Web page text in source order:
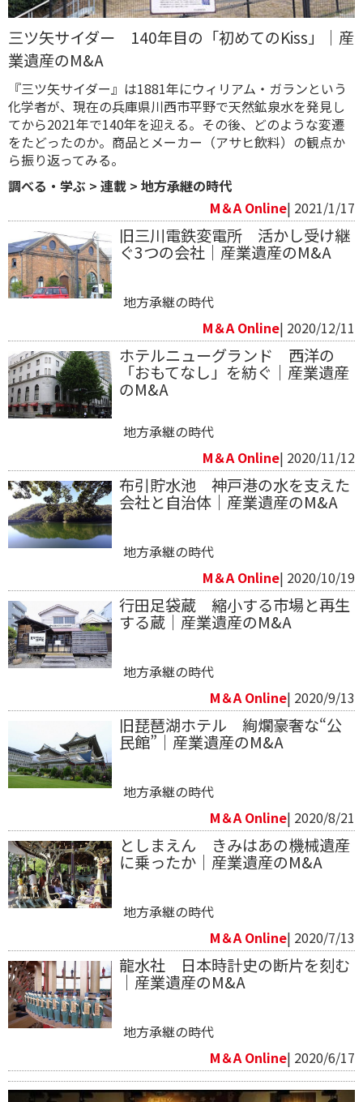
三ツ矢サイダー 140年目の「初めてのKiss」｜産
業遺産のM&A
『三ツ矢サイダー』は1881年にウィリアム・ガランという
化学者が、現在の兵庫県川西市平野で天然鉱泉水を発見し
てから2021年で140年を迎える。その後、どのような変遷
をたどったのか。商品とメーカー（アサヒ飲料）の観点か
ら振り返ってみる。
調べる・学ぶ > 連載 > 地方承継の時代
M＆A Online| 2021/1/17
旧三川電鉄変電所 活かし受け継
ぐ3つの会社｜産業遺産のM&A
地方承継の時代
M＆A Online| 2020/12/11
ホテルニューグランド 西洋の
「おもてなし」を紡ぐ｜産業遺産
のM&A
地方承継の時代
M＆A Online| 2020/11/12
布引貯水池 神戸港の水を支えた
会社と自治体｜産業遺産のM&A
地方承継の時代
M＆A Online| 2020/10/19
行田足袋蔵 縮小する市場と再生
する蔵｜産業遺産のM&A
地方承継の時代
M＆A Online| 2020/9/13
旧琵琶湖ホテル 絢爛豪奢な“公
民館”｜産業遺産のM&A
地方承継の時代
M＆A Online| 2020/8/21
としまえん きみはあの機械遺産
に乗ったか｜産業遺産のM&A
地方承継の時代
M＆A Online| 2020/7/13
​龍水社 日本時計史の断片を刻む
｜産業遺産のM&A
地方承継の時代
M＆A Online| 2020/6/17